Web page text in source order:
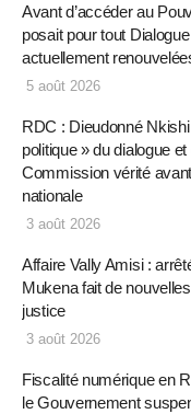
Avant d’accéder au
posait pour tout
actuellement
5 août 2026
RDC : Dieudonné
politique » du dialogue
Commission vérité
nationale
3 août 2026
Affaire Vally Amisi :
Mukena fait de
justice
3 août 2026
Fiscalité numérique en
le Gouvernement